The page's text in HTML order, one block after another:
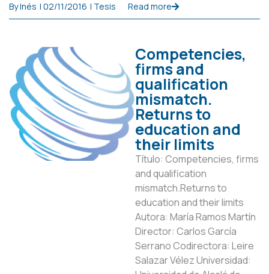
ByInés | 02/11/2016 | Tesis Read more
Competencies,
firms and
qualification
mismatch.
Returns to
education and
their limits
Título: Competencies, firms
and qualification
mismatch.Returns to
education and their limits
Autora: María Ramos Martín
Director: Carlos García
Serrano Codirectora: Leire
Salazar Vélez Universidad: